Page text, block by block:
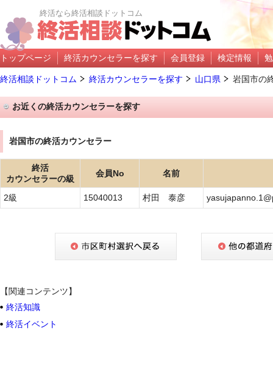
終活なら終活相談ドットコム
トップページ 終活カウンセラーを探す 会員登録 検定情報
終活相談ドットコム 終活カウンセラーを探す 山口県 岩国市の
お近くの終活カウンセラーを探す
岩国市の終活カウンセラー
終活
カウンセラーの級
会員No 名前
2級 15040013 村田 泰彦
【関連コンテンツ】
終活知識
終活イベント